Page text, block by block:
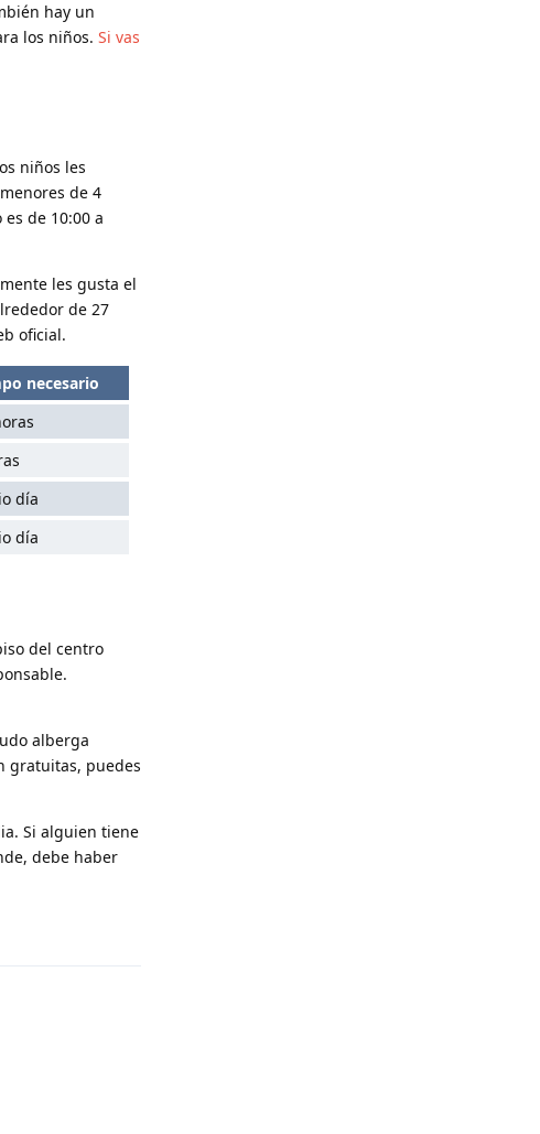
hay un
los niños. Si vas
niños les
de 4
de 10:00 a
les gusta el
de 27
oficial.
necesario
día
día
del centro
alberga
gratuitas, puedes
Si alguien tiene
debe haber